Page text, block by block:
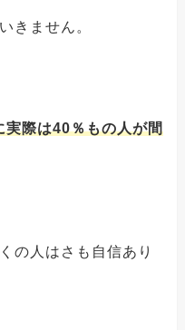
きません。
実際は40％もの人が間
の人はさも自信あり